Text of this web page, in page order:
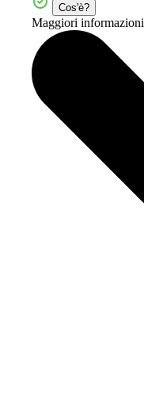
Cos'è?
Maggiori informazioni